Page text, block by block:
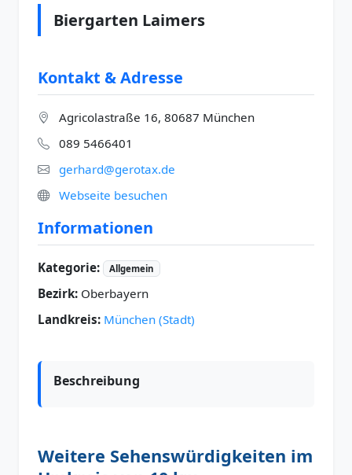
Biergarten Laimers
Kontakt & Adresse
Agricolastraße 16, 80687 München
089 5466401
gerhard@gerotax.de
Webseite besuchen
Informationen
Kategorie: Allgemein
Bezirk: Oberbayern
Landkreis: München (Stadt)
Beschreibung
Weitere Sehenswürdigkeiten im